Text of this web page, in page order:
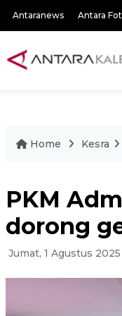
Antaranews Antara
Home Kesra
PKM
dorong
Jumat, 1 Agustus 2025